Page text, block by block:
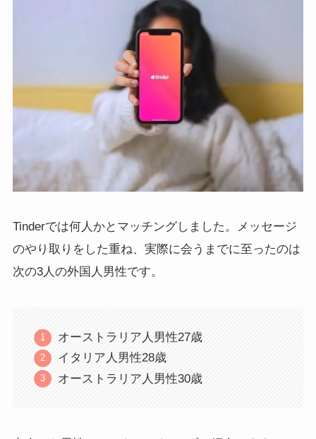
Tinderでは何人かとマッチングしました。メッセージ
のやり取りをした重ね、実際に会うまでに至ったのは
次の3人の外国人男性です。
オーストラリア人男性27歳
イタリア人男性28歳
オーストラリア人男性30歳